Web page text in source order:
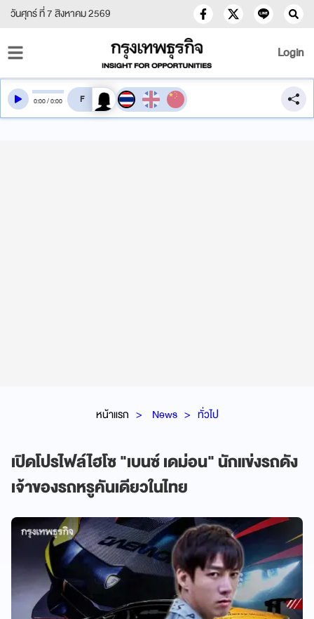
วันศุกร์ ที่ 7 สิงหาคม 2569
Login
หน้าแรก News ทั่วไป
เปิดโปรไฟล์ไฮโซ "เบนซ์ เดม่อน" นักแข่งรถดัง
เจ้าของรถหรูคันเดียวในไทย
0:00/0:00 สลับเสียงอ่าน